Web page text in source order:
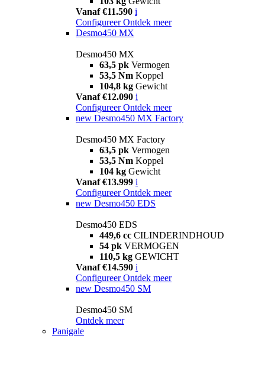
Vanaf €11.590 i
Configureer Ontdek meer
Desmo450 MX
Desmo450 MX
63,5 pk Vermogen
53,5 Nm Koppel
104,8 kg Gewicht
Vanaf €12.090 i
Configureer Ontdek meer
new Desmo450 MX Factory
Desmo450 MX Factory
63,5 pk Vermogen
53,5 Nm Koppel
104 kg Gewicht
Vanaf €13.999 i
Configureer Ontdek meer
new Desmo450 EDS
Desmo450 EDS
449,6 cc CILINDERINDHOUD
54 pk VERMOGEN
110,5 kg GEWICHT
Vanaf €14.590 i
Configureer Ontdek meer
new Desmo450 SM
Desmo450 SM
Ontdek meer
Panigale